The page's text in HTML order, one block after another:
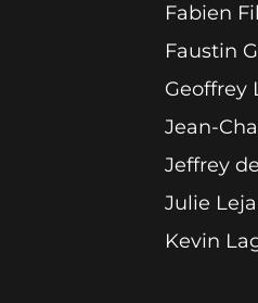
Fabien
Faustin
Geoffrey
Jean-
Jeffrey
Julie
Kevin